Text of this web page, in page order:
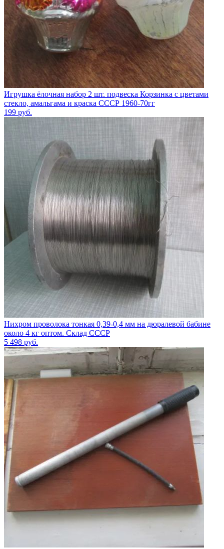
Игрушка ёлочная набор 2 шт. подвеска Корзинка с цветами
стекло, амальгама и краска СССР 1960-70гг
199 руб.
Нихром проволока тонкая 0,39-0,4 мм на дюралевой бабине
около 4 кг оптом. Склад СССР
5 498 руб.